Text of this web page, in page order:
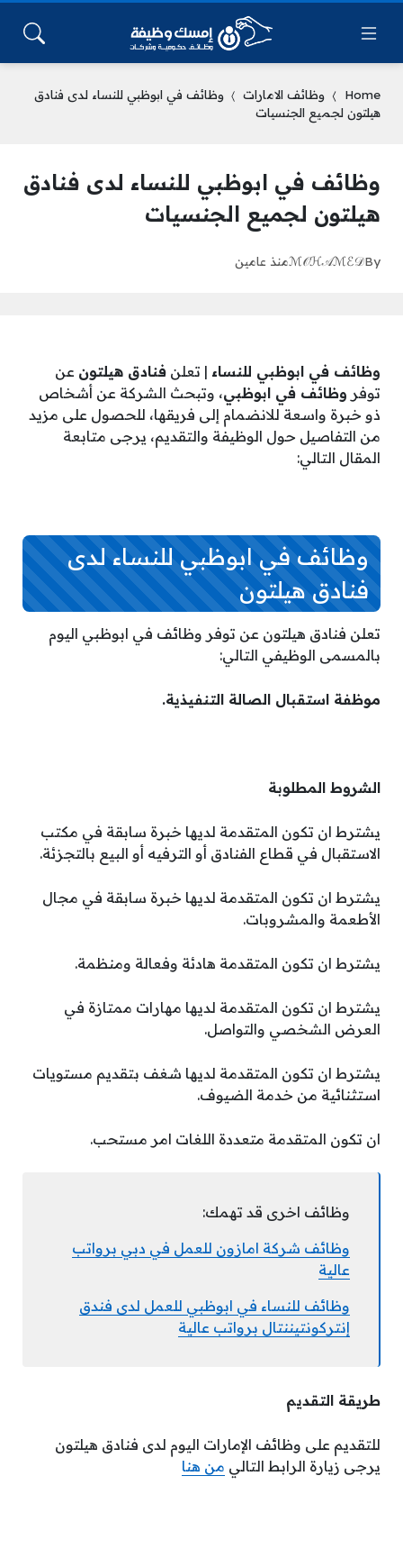
Home وظائف الامارات
وظائف في ابوظبي للنساء لدى فنادق
هيلتون لجميع الجنسيات
وظائف في ابوظبي للنساء لدى فنادق
هيلتون لجميع الجنسيات
By
ℳ𝒪ℋ𝒜ℳℰ𝒟منذ عامين
وظائف في ابوظبي للنساء | تعلن فنادق هيلتون عن
توفر وظائف في ابوظبي، وتبحث الشركة عن أشخاص
ذو خبرة واسعة للانضمام إلى فريقها، للحصول على مزيد
من التفاصيل حول الوظيفة والتقديم، يرجى متابعة
المقال التالي:
وظائف في ابوظبي للنساء لدى
فنادق هيلتون
تعلن فنادق هيلتون عن توفر وظائف في ابوظبي اليوم
بالمسمى الوظيفي التالي:
موظفة استقبال الصالة التنفيذية.
الشروط المطلوبة
يشترط ان تكون المتقدمة لديها خبرة سابقة في مكتب
الاستقبال في قطاع الفنادق أو الترفيه أو البيع بالتجزئة.
يشترط ان تكون المتقدمة لديها خبرة سابقة في مجال
الأطعمة والمشروبات.
يشترط ان تكون المتقدمة هادئة وفعالة ومنظمة.
يشترط ان تكون المتقدمة لديها مهارات ممتازة في
العرض الشخصي والتواصل.
يشترط ان تكون المتقدمة لديها شغف بتقديم مستويات
استثنائية من خدمة الضيوف.
ان تكون المتقدمة متعددة اللغات امر مستحب.
وظائف اخرى قد تهمك:
وظائف شركة امازون للعمل في دبي برواتب
عالية
وظائف للنساء في ابوظبي للعمل لدى فندق
إنتركونتيننتال برواتب عالية
طريقة التقديم
للتقديم على وظائف الإمارات اليوم لدى فنادق هيلتون
يرجى زيارة الرابط التالي من هنا